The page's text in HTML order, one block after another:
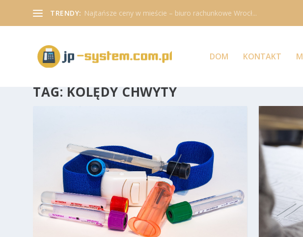
TRENDY: Najtańsze ceny w mieście – biuro rachunkowe Wrocł...
DOM KONTAKT
TAG: KOLĘDY CHWYTY